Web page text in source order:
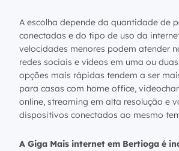
A escolha depende da quantidade de
conectadas e do tipo de uso da
velocidades menores podem atender
redes sociais e vídeos em uma ou
opções mais rápidas tendem a ser
para casas com home office,
online, streaming em alta resolução e
dispositivos conectados ao mesmo
A Giga Mais internet em Bertioga é